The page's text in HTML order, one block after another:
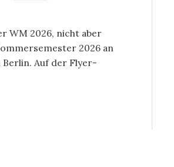
WM 2026, nicht aber
2026 an
Auf der Flyer-